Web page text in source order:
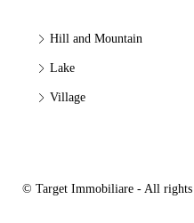
Hill and Mountain
Lake
Village
© Target Immobiliare - All rights